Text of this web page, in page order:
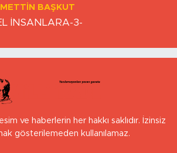
BAŞKUT
İNSANLARA-3-
ve haberlerin her hakkı saklıdır. İzinsiz
gösterilemeden kullanılamaz.